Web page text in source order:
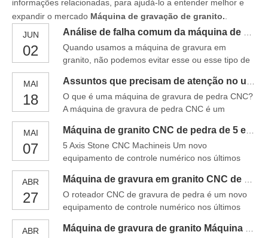
informações relacionadas, para ajudá-lo a entender melhor e
expandir o mercado Máquina de gravação de granito.
JUN
02
Quando usamos a máquina de gravura em
granito, não podemos evitar esse ou esse tipo de
dispositivo. Mas quando enfrentamos essa
situação, devemos resolvê -la a tempo, para
garantir a operação suave de máquinas e
melhorar a eficácia do trabalho
MAI
18
O que é uma máquina de gravura de pedra CNC?
A máquina de gravura de pedra CNC é um
por computador de alta tecnologia capaz de
esculpir e caligrafia em pedra natural, vidro e
cerâmica. As principais funções da máquina de
escultura em pedra 3D, pedra p
MAI
07
5 Axis Stone CNC Machineis Um novo
equipamento de controle numérico nos últimos
outros tipos de pedra, vidro, piso, metal e outros
objetos duros. Com o surgimento da máquina de
gravação, o processamento de controle numérico
ABR
27
O roteador CNC de gravura de pedra é um novo
equipamento de controle numérico nos últimos
outros tipos de pedra, vidro, piso, metal e outros
ABR